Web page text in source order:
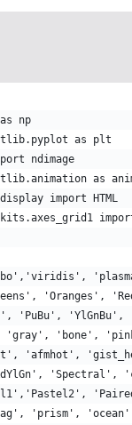
np
as plt
ndimage
as
import HTML
'Oranges',
'PuBu',
'gray', 'bone',
'afmhot',
'prism',